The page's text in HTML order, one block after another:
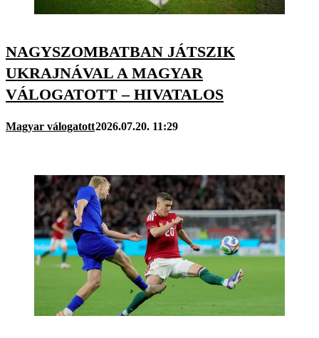
NAGYSZOMBATBAN JÁTSZIK
UKRAJNÁVAL A MAGYAR
VÁLOGATOTT – HIVATALOS
Magyar válogatott2026.07.20. 11:29